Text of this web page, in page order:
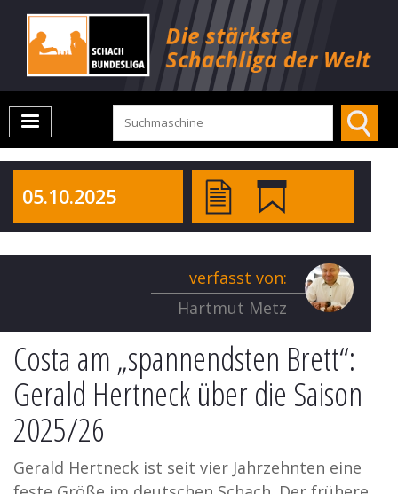
05.10.2025
verfasst von:
Hartmut Metz
Costa am „spannendsten Brett“:
Gerald Hertneck über die Saison
2025/26
Gerald Hertneck ist seit vier Jahrzehnten eine